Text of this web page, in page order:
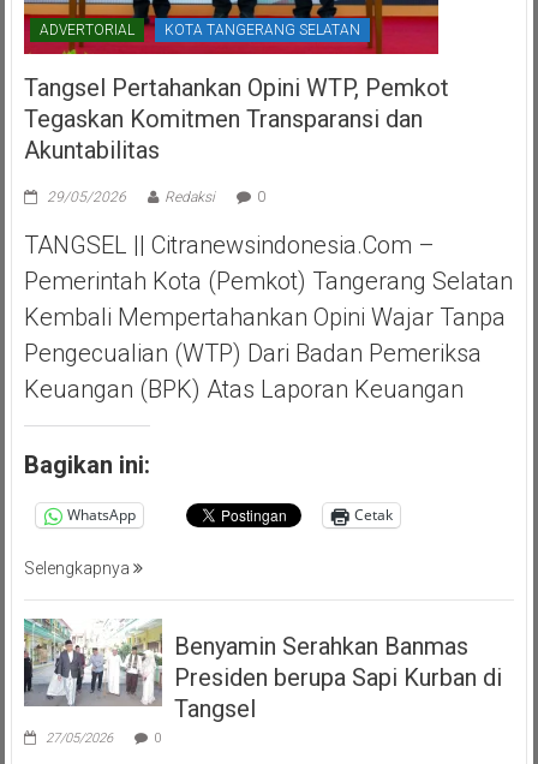
ADVERTORIAL KOTA TANGERANG SELATAN
Tangsel Pertahankan Opini WTP, Pemkot
Tegaskan Komitmen Transparansi dan
Akuntabilitas
29/05/2026 Redaksi 0
TANGSEL || Citranewsindonesia.com –
Pemerintah Kota (Pemkot) Tangerang Selatan
Kembali Mempertahankan Opini Wajar Tanpa
Pengecualian (WTP) Dari Badan Pemeriksa
Keuangan (BPK) Atas Laporan Keuangan
Bagikan ini:
WhatsApp Cetak
Selengkapnya
Benyamin Serahkan Banmas
Presiden berupa Sapi Kurban di
Tangsel
27/05/2026 0